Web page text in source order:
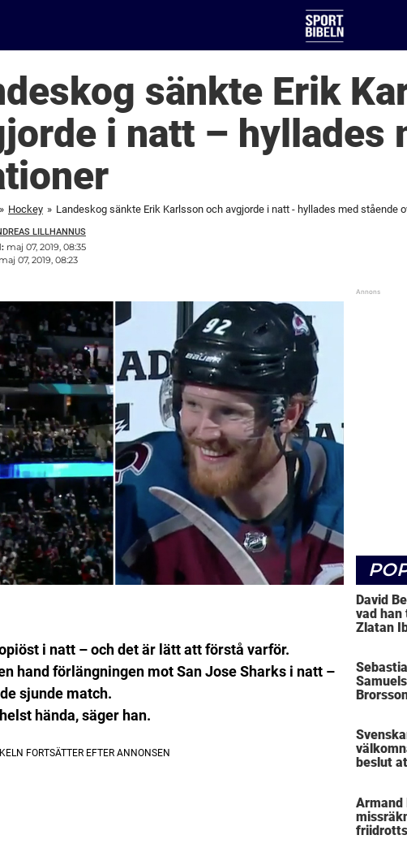
sänkte Erik
i natt – hyllades
» Hockey » Landeskog sänkte Erik Karlsson och avgjorde i natt - hyllades med stående
LILLHANNUS
maj 07, 2019, 08:35
maj 07, 2019, 08:23
i natt – och det är lätt att förstå varför.
hand förlängningen mot San Jose Sharks i natt –
sjunde match.
hända, säger han.
David
vad han
Zlatan
beslut
Armand